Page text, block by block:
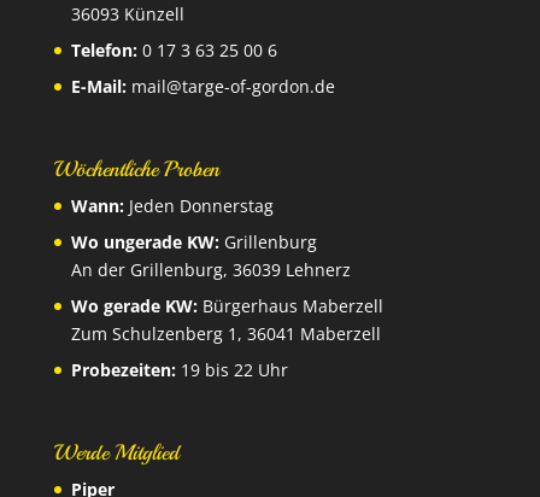
36093 Künzell
Telefon:0 17 3 63 25 00 6
E-Mail: mail@targe-of-gordon.de
Wöchentliche Proben
Wann:Jeden Donnerstag
Wo ungerade KW:Grillenburg
An der Grillenburg, 36039 Lehnerz
Wo gerade KW:Bürgerhaus Maberzell
Zum Schulzenberg 1, 36041 Maberzell
Probezeiten:19 bis 22 Uhr
Werde Mitglied
Piper